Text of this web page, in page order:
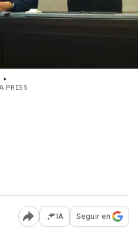
PRESS
Abrir opciones para
IA Seguir en